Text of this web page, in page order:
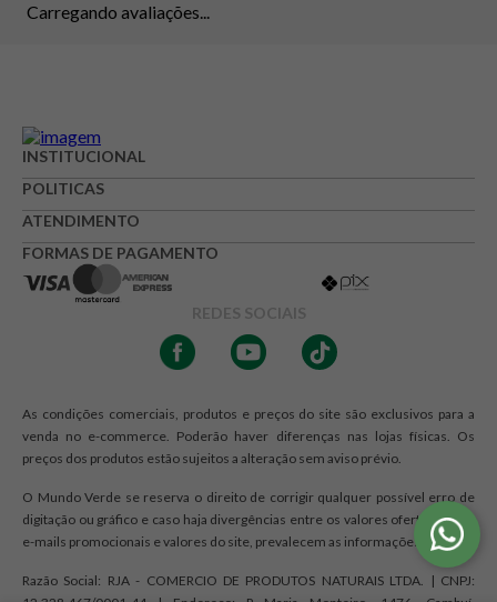
Carregando avaliações...
INSTITUCIONAL
POLITICAS
ATENDIMENTO
FORMAS DE PAGAMENTO
REDES SOCIAIS
As condições comerciais, produtos e preços do site são exclusivos para a
venda no e-commerce. Poderão haver diferenças nas lojas físicas. Os
preços dos produtos estão sujeitos a alteração sem aviso prévio.
O Mundo Verde se reserva o direito de corrigir qualquer possível erro de
digitação ou gráfico e caso haja divergências entre os valores ofertados nos
e-mails promocionais e valores do site, prevalecem as informações do site.
Razão Social: RJA - COMERCIO DE PRODUTOS NATURAIS LTDA. | CNPJ: